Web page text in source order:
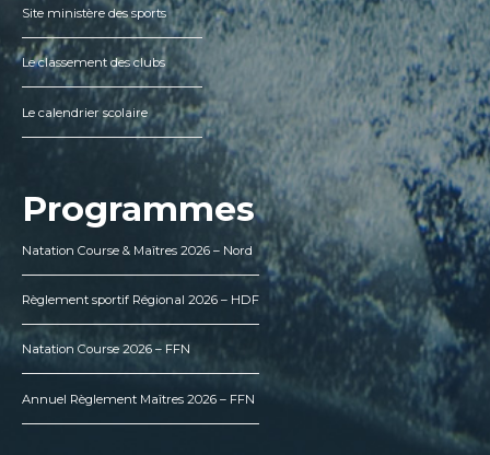
Site ministère des sports
Le classement des clubs
Le calendrier scolaire
Programmes
Natation Course & Maîtres 2026 – Nord
Règlement sportif Régional 2026 – HDF
Natation Course 2026 – FFN
Annuel Règlement Maîtres 2026 – FFN